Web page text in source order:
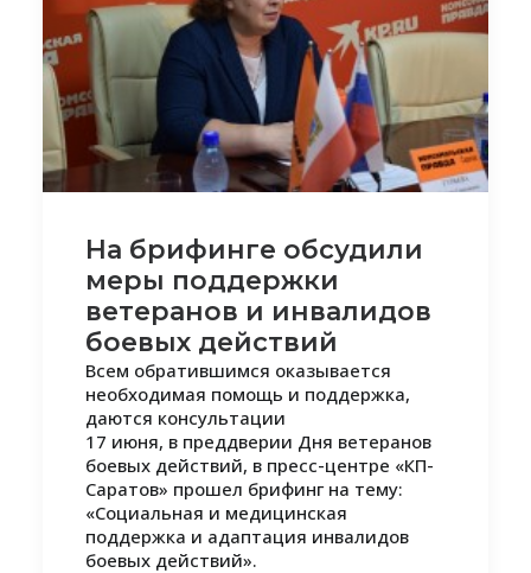
На брифинге обсудили
меры поддержки
ветеранов и инвалидов
боевых действий
Всем обратившимся оказывается
необходимая помощь и поддержка,
даются консультации
17 июня, в преддверии Дня ветеранов
боевых действий, в пресс-центре «КП-
Саратов» прошел брифинг на тему:
«Социальная и медицинская
поддержка и адаптация инвалидов
боевых действий».